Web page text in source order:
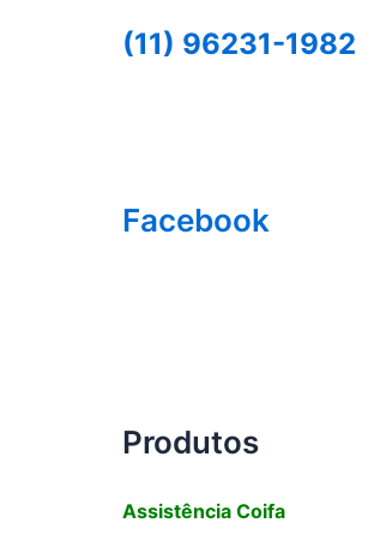
(11) 96231-1982
Facebook
Produtos
Assistência Coifa